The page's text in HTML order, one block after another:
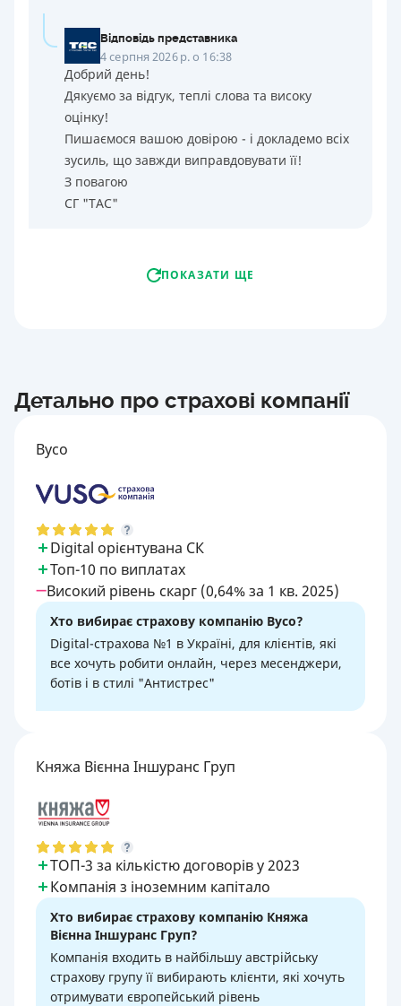
Відповідь представника
4 серпня 2026 р. о 16:38
Добрий день!
Дякуємо за відгук, теплі слова та високу
оцінку!
Пишаємося вашою довірою - і докладемо всіх
зусиль, що завжди виправдовувати її!
З повагою
СГ "ТАС"
ПОКАЗАТИ ЩЕ
Детально про страхові компанії
Вусо
Digital орієнтувана СК
Топ-10 по виплатах
Високий рівень скарг (0,64% за 1 кв. 2025)
Хто вибирає страхову компанію Вусо?
Digital-страхова №1 в Україні, для клієнтів, які
все хочуть робити онлайн, через месенджери,
ботів і в стилі "Антистрес"
Княжа Вієнна Іншуранс Груп
ТОП-3 за кількістю договорів у 2023
Компанія з іноземним капітало
Хто вибирає страхову компанію Княжа
Вієнна Іншуранс Груп?
Компанія входить в найбільшу австрійську
страхову групу її вибирають клієнти, які хочуть
отримувати європейський рівень